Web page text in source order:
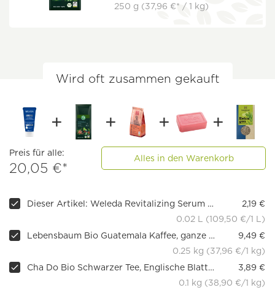
250 g (37,96 €* / 1 kg)
Wird oft zusammen gekauft
Preis für alle:
20,05 €*
Alles in den Warenkorb
Dieser Artikel: Weleda Revitalizing Serum Bodylotion
2,19 €
0.02 L (109,50 €/1 L)
Lebensbaum Bio Guatemala Kaffee, ganze Bohne
9,49 €
0.25 kg (37,96 €/1 kg)
Cha Do Bio Schwarzer Tee, Englische Blatt Mischung 100g, lose
3,89 €
0.1 kg (38,90 €/1 kg)